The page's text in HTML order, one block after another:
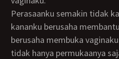
Perasaanku semakin tidak karuan saja. Tangan
kananku berusaha
berusaha membuka
tidak hanya permukaanya